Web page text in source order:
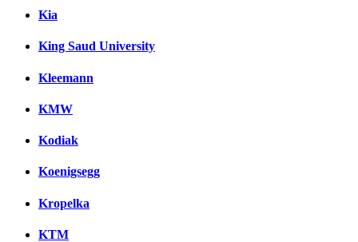
Kia
King Saud University
Kleemann
KMW
Kodiak
Koenigsegg
Kropelka
KTM